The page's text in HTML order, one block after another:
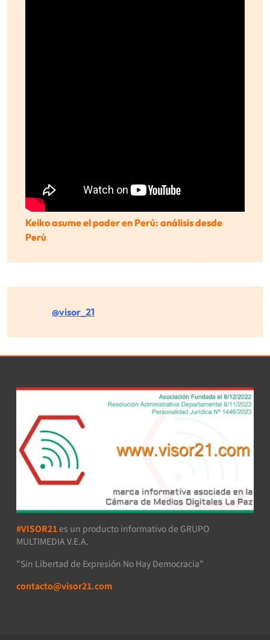
Keiko asume el poder en Perú: análisis desde
Perú
@visor_21
#VISOR21 es un producto informativo de GRUPO
MULTIMEDIA V.E.A.
"Sin Libertad de Expresión No Hay Democracia"
contacto@visor21.com